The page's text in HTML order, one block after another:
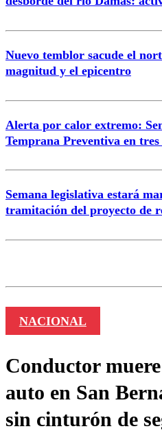
Nuevo temblor sacude el
magnitud y el epicentro
Alerta por calor extremo:
Temprana Preventiva en tres
Semana legislativa estará
tramitación del proyecto de
NACIONAL
Conductor
auto en San
sin cinturón de